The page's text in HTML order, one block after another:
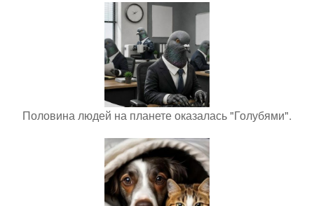
Половина людей на планете оказалась "Голубями".